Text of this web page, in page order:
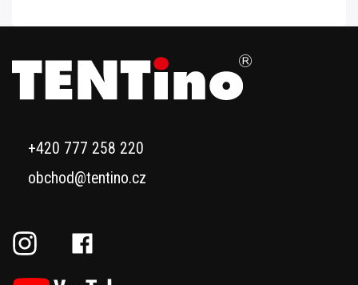
+420 777 258 220
obchod@tentino.cz